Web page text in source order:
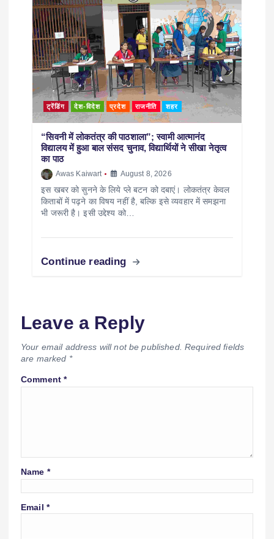
ट्रेंडिंग देश-विदेश प्रदेश राजनीति शहर
“सिवनी में लोकतंत्र की पाठशाला”; स्वामी आत्मानंद
विद्यालय में हुआ बाल संसद चुनाव, विद्यार्थियों ने सीखा नेतृत्व
का पाठ
Awas Kaiwart August 8, 2026
इस खबर को सुनने के लिये प्ले बटन को दबाएं। लोकतंत्र केवल
किताबों में पढ़ने का विषय नहीं है, बल्कि इसे व्यवहार में समझना
भी जरूरी है। इसी उद्देश्य को…
Continue reading
Leave a Reply
Your email address will not be published. Required fields
are marked *
Comment*
Name *
Email *